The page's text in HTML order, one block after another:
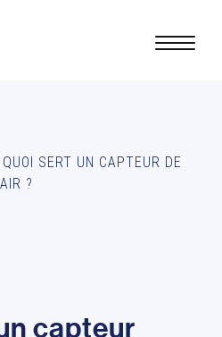
SERT UN CAPTEUR DE
?
n capteur